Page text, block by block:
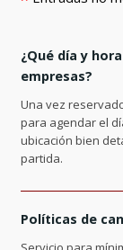
¿Qué día y
empresas?
Una vez
para agendar el
ubicación bien
partida.
Políticas de